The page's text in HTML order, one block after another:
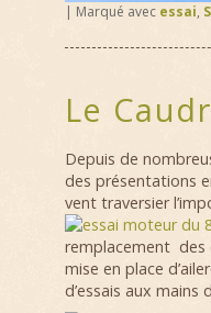
| Marqué avec essai,
Le
Depuis de
des présentations
vent traversier
remplacement des
mise en place
d’essais aux mains